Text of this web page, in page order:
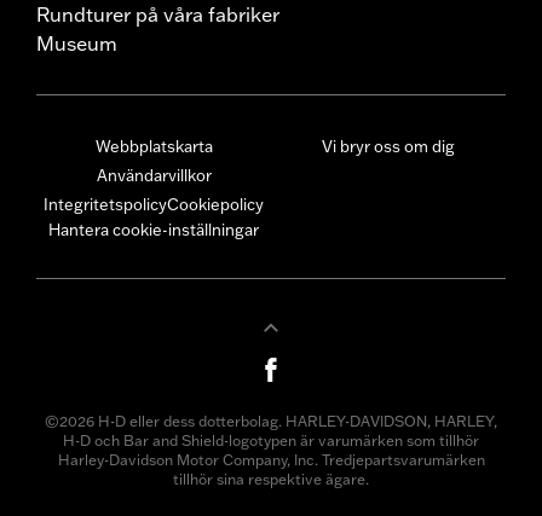
Rundturer på våra fabriker
Museum
Webbplatskarta
Användarvillkor
IntegritetspolicyCookiepolicy
Hantera cookie-inställningar
Vi bryr oss om dig
©2026 H-D eller dess dotterbolag. HARLEY-DAVIDSON, HARLEY,
H-D och Bar and Shield-logotypen är varumärken som tillhör
Harley-Davidson Motor Company, Inc. Tredjepartsvarumärken
tillhör sina respektive ägare.